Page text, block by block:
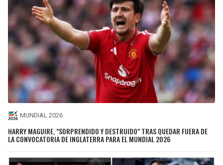
MUNDIAL 2026
HARRY MAGUIRE, "SORPRENDIDO Y DESTRUIDO" TRAS QUEDAR FUERA DE
LA CONVOCATORIA DE INGLATERRA PARA EL MUNDIAL 2026